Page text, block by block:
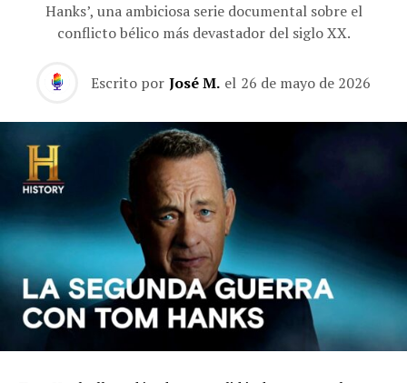
Hanks’, una ambiciosa serie documental sobre el
conflicto bélico más devastador del siglo XX.
Escrito por José M. el 26 de mayo de 2026